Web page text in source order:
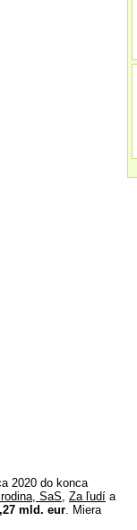
2020 do konca
, SaS, Za ľudí a
mld. eur. Miera